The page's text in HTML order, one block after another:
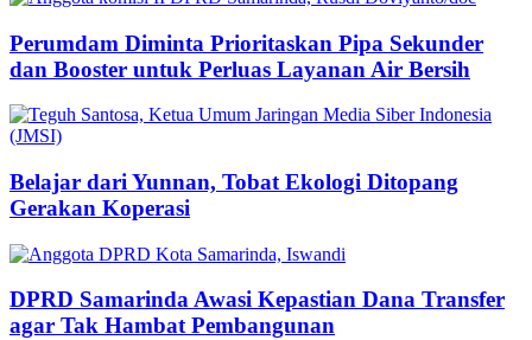
Perumdam Diminta Prioritaskan Pipa Sekunder
dan Booster untuk Perluas Layanan Air Bersih
Belajar dari Yunnan, Tobat Ekologi Ditopang
Gerakan Koperasi
DPRD Samarinda Awasi Kepastian Dana Transfer
agar Tak Hambat Pembangunan